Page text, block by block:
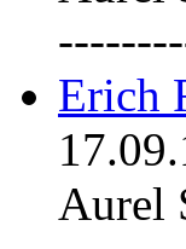
Erich
Aurel